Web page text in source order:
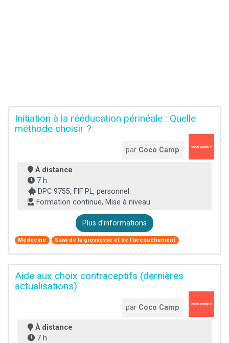
Initiation à la rééducation périnéale : Quelle
méthode choisir ?
par Coco Camp
À distance
7 h
DPC 9755, FIF PL, personnel
Formation continue, Mise à niveau
Plus d'informations
Médecine Suivi de la grossesse et de l'accouchement
Aide aux choix contraceptifs (dernières
actualisations)
par Coco Camp
À distance
7 h